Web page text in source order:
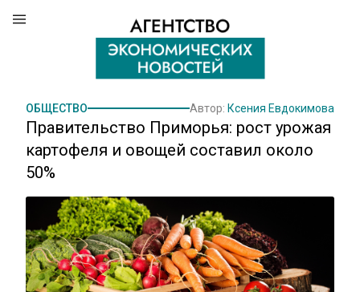
ОБЩЕСТВО Автор: Ксения Евдокимова
Правительство Приморья: рост урожая
картофеля и овощей составил около
50%